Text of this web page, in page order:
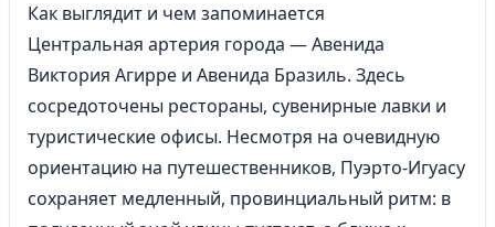
Как выглядит и чем запоминается
Центральная артерия города — Авенида
Виктория Агирре и Авенида Бразиль. Здесь
сосредоточены рестораны, сувенирные лавки и
туристические офисы. Несмотря на очевидную
ориентацию на путешественников, Пуэрто-Игуасу
сохраняет медленный, провинциальный ритм: в